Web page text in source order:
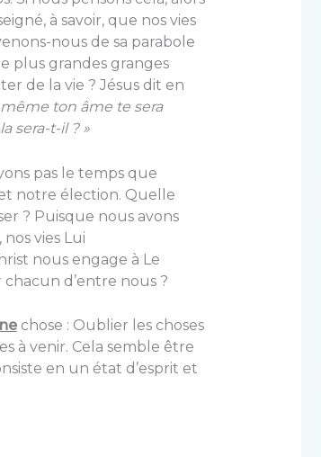
à savoir, que nos vies
nous de sa parabole
plus grandes granges
de la vie ? Jésus dit en
ton âme te sera
sera-t-il ? »
pas le temps que
notre élection. Quelle
? Puisque nous avons
vies Lui
nous engage à Le
d’entre nous ?
chose : Oublier les choses
à venir. Cela semble être
en un état d’esprit et